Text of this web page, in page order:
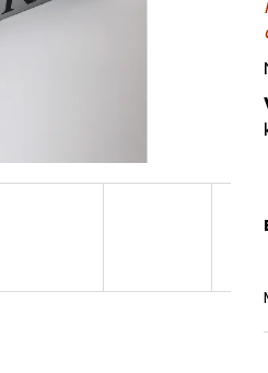
DÁRKOVÁ SADA TÁC AXIS A
SERENE – DEKORATIVNÍ